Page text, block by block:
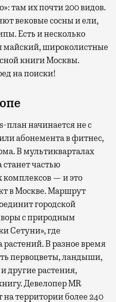
там ихпочти 200 видов.
вековые сосны и ели,
Есть и несколько
широколистные
книги Москвы.
на поиски!
начинается не с
абонемента в фитнес,
В мультикварталах
станет частью
комплексов — и это
в Москве. Маршрут
городской
с природным
Сетуни», где
растений. В разное время
первоцветы, ландыши,
другие растения,
Девелопер MR
территории более 240